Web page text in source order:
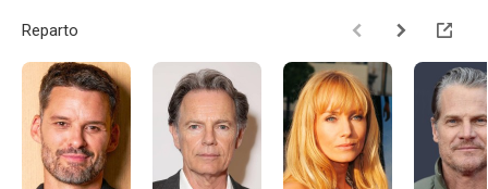
Reparto